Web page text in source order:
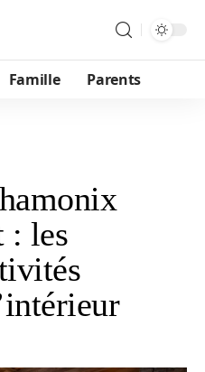
Famille Parents
: les